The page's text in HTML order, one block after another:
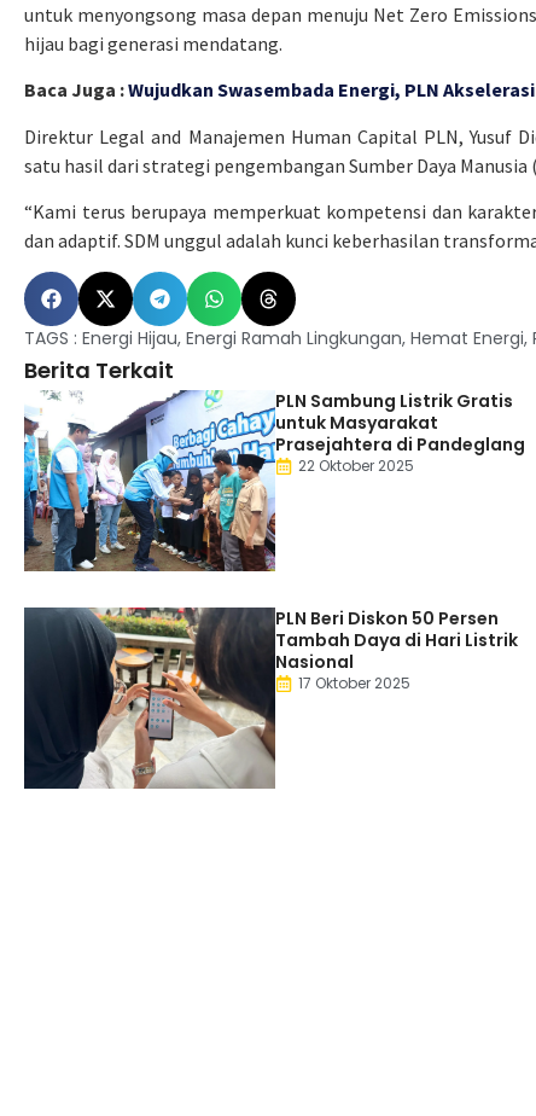
untuk menyongsong masa depan menuju Net Zero
hijau bagi generasi mendatang.
Baca Juga :Wujudkan Swasembada Energi, PLN
Direktur Legal and Manajemen Human Capital PLN, Yusuf
satu hasil dari strategi pengembangan Sumber Daya
“Kami terus berupaya memperkuat kompetensi dan
dan adaptif. SDM unggul adalah kunci keberhasilan
TAGS : Energi Hijau, Energi Ramah Lingkungan, Hemat Energi,
Berita Terkait
PLN Sambung Listrik Gratis
untuk Masyarakat
Prasejahtera di Pandeglang
22 Oktober 2025
PLN Beri Diskon 50 Persen
Tambah Daya di Hari Listrik
Nasional
17 Oktober 2025